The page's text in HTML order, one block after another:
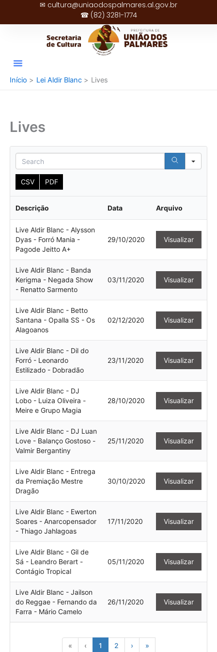
✉ cultura@uniaodospalmares.al.gov.br
☎ (82) 3281-1774
Início Lei Aldir Blanc Lives
Lives
CSV PDF
Descrição Data Arquivo
Live Aldir Blanc - Alysson
Dyas - Forró Mania -
Pagode Jeitto A+
29/10/2020 Visualizar
Live Aldir Blanc - Banda
Kerigma - Negada Show
- Renatto Sarmento
03/11/2020 Visualizar
Live Aldir Blanc - Betto
Santana - Opalla SS - Os
Alagoanos
02/12/2020 Visualizar
Live Aldir Blanc - Dil do
Forró - Leonardo
Estilizado - Dobradão
23/11/2020 Visualizar
Live Aldir Blanc - DJ
Lobo - Luiza Oliveira -
Meire e Grupo Magia
28/10/2020 Visualizar
Live Aldir Blanc - DJ Luan
Love - Balanço Gostoso -
Valmir Bergantiny
25/11/2020 Visualizar
Live Aldir Blanc - Entrega
da Premiação Mestre
Dragão
30/10/2020 Visualizar
Live Aldir Blanc - Ewerton
Soares - Anarcopensador
- Thiago Jahlagoas
17/11/2020 Visualizar
Live Aldir Blanc - Gil de
Sá - Leandro Berart -
Contágio Tropical
05/11/2020 Visualizar
Live Aldir Blanc - Jailson
do Reggae - Fernando da
Farra - Mário Camelo
26/11/2020 Visualizar
« ‹ 1 2 › »